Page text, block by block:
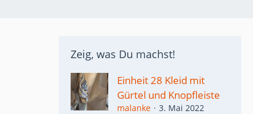
Zeig, was Du machst!
Einheit 28 Kleid mit
Gürtel und Knopfleiste
malanke
3. Mai 2022